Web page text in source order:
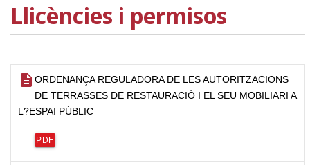
Llicències i permisos
description ORDENANÇA REGULADORA DE LES AUTORITZACIONS
DE TERRASSES DE RESTAURACIÓ I EL SEU MOBILIARI A
L?ESPAI PÚBLIC
PDF